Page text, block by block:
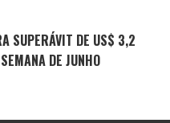
SUPERÁVIT DE US$ 3,2
DE JUNHO